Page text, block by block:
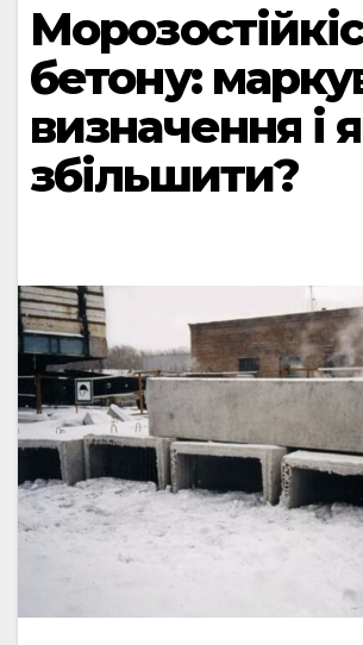
бетону:
визначення і
збільшити?